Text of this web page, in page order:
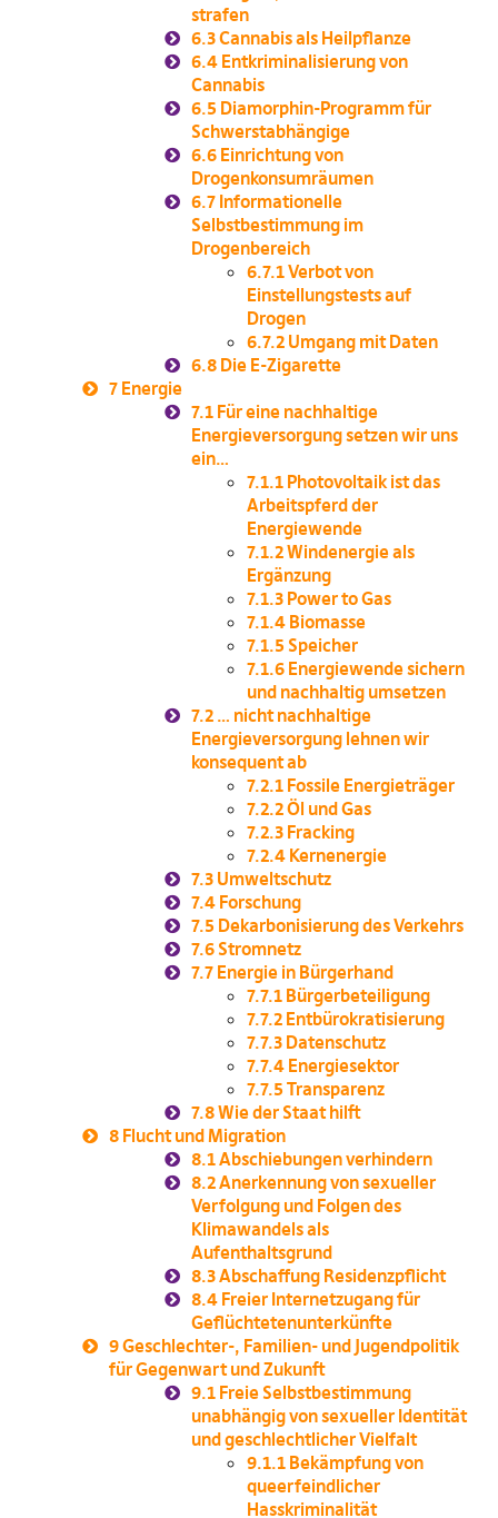
strafen
6.3Cannabis als Heilpflanze
6.4 Entkriminalisierung von
Cannabis
6.5 Diamorphin-Programm für
Schwerstabhängige
6.6 Einrichtung von
Drogenkonsumräumen
6.7 Informationelle
Selbstbestimmung im
Drogenbereich
6.7.1Verbot von
Einstellungstests auf
Drogen
6.7.2 Umgang mit Daten
6.8 Die E-Zigarette
7 Energie
7.1 Für eine nachhaltige
Energieversorgung setzen wir uns
ein…
7.1.1 Photovoltaik ist das
Arbeitspferd der
Energiewende
7.1.2Windenergie als
Ergänzung
7.1.3 Power to Gas
7.1.4 Biomasse
7.1.5 Speicher
7.1.6 Energiewende sichern
und nachhaltig umsetzen
7.2 … nicht nachhaltige
Energieversorgung lehnen wir
konsequent ab
7.2.1 Fossile Energieträger
7.2.2Öl und Gas
7.2.3 Fracking
7.2.4 Kernenergie
7.3 Umweltschutz
7.4 Forschung
7.5 Dekarbonisierung des Verkehrs
7.6Stromnetz
7.7 Energie in Bürgerhand
7.7.1 Bürgerbeteiligung
7.7.2 Entbürokratisierung
7.7.3 Datenschutz
7.7.4 Energiesektor
7.7.5 Transparenz
7.8Wie der Staat hilft
8 Flucht und Migration
8.1Abschiebungen verhindern
8.2Anerkennung von sexueller
Verfolgung und Folgen des
Klimawandels als
Aufenthaltsgrund
8.3Abschaffung Residenzpflicht
8.4 Freier Internetzugang für
Geflüchtetenunterkünfte
9Geschlechter-, Familien- und Jugendpolitik
für Gegenwart und Zukunft
9.1 Freie Selbstbestimmung
unabhängig von sexueller Identität
und geschlechtlicher Vielfalt
9.1.1 Bekämpfung von
queerfeindlicher
Hasskriminalität